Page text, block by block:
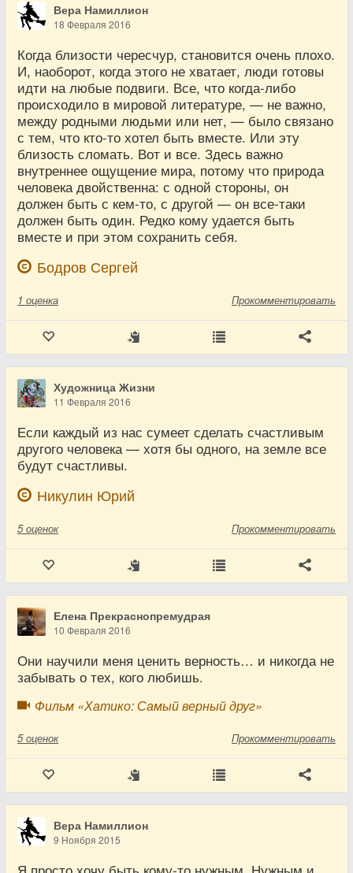
Вера Намиллион
18 Февраля 2016
Когда близости чересчур, становится очень плохо.
И, наоборот, когда этого не хватает, люди готовы
идти на любые подвиги. Все, что когда-либо
происходило в мировой литературе, — не важно,
между родными людьми или нет, — было связано
с тем, что кто-то хотел быть вместе. Или эту
близость сломать. Вот и все. Здесь важно
внутреннее ощущение мира, потому что природа
человека двойственна: с одной стороны, он
должен быть с кем-то, с другой — он все-таки
должен быть один. Редко кому удается быть
вместе и при этом сохранить себя.
Бодров Сергей
1 оценка Прокомментировать
Художница Жизни
11 Февраля 2016
Если каждый из нас сумеет сделать счастливым
другого человека — хотя бы одного, на земле все
будут счастливы.
Никулин Юрий
5 оценок Прокомментировать
Елена Прекраснопремудрая
10 Февраля 2016
Они научили меня ценить верность… и никогда не
забывать о тех, кого любишь.
Фильм «Хатико: Самый верный друг»
5 оценок Прокомментировать
Вера Намиллион
9 Ноября 2015